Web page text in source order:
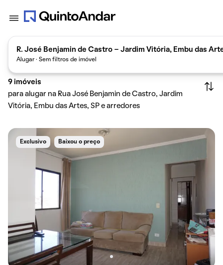
R. José Benjamin de Castro - Jardim Vitória, Embu das
Alugar · Sem filtros de imóvel
9 imóveis
para alugar na Rua José Benjamin de Castro, Jardim
Vitória, Embu das Artes, SP e arredores
Exclusivo Baixou o preço